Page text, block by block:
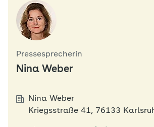
Pressesprecherin
Nina Weber
Nina Weber
Kriegsstraße 41, 76133